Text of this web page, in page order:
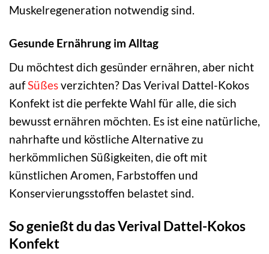
Muskelregeneration notwendig sind.
Gesunde Ernährung im Alltag
Du möchtest dich gesünder ernähren, aber nicht
aufSüßesverzichten? Das Verival Dattel-Kokos
Konfekt ist die perfekte Wahl für alle, die sich
bewusst ernähren möchten. Es ist eine natürliche,
nahrhafte und köstliche Alternative zu
herkömmlichen Süßigkeiten, die oft mit
künstlichen Aromen, Farbstoffen und
Konservierungsstoffen belastet sind.
So genießt du das Verival Dattel-Kokos
Konfekt